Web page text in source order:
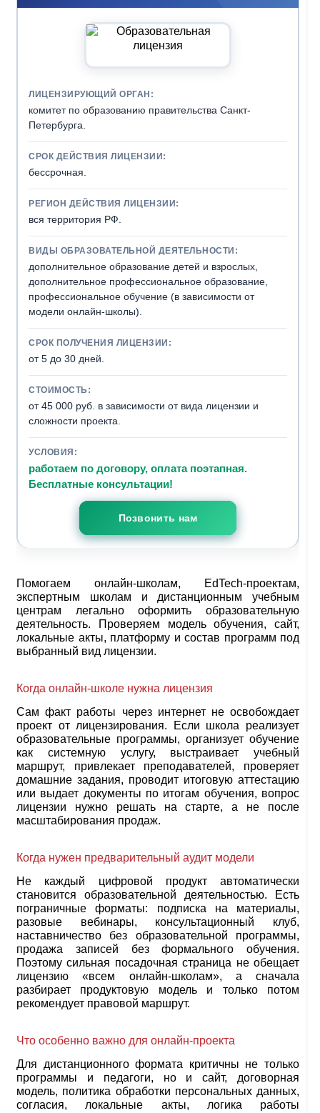
ЛИЦЕНЗИРУЮЩИЙ ОРГАН:
комитет по образованию правительства Санкт-
Петербурга.
СРОК ДЕЙСТВИЯ ЛИЦЕНЗИИ:
бессрочная.
РЕГИОН ДЕЙСТВИЯ ЛИЦЕНЗИИ:
вся территория РФ.
ВИДЫ ОБРАЗОВАТЕЛЬНОЙ ДЕЯТЕЛЬНОСТИ:
дополнительное образование детей и взрослых,
дополнительное профессиональное образование,
профессиональное обучение (в зависимости от
модели онлайн-школы).
СРОК ПОЛУЧЕНИЯ ЛИЦЕНЗИИ:
от 5 до 30 дней.
СТОИМОСТЬ:
от 45 000 руб. в зависимости от вида лицензии и
сложности проекта.
УСЛОВИЯ:
работаем по договору, оплата поэтапная.
Бесплатные консультации!
+7(812) 441-38-28
Позвонить нам
Помогаем онлайн-школам, EdTech-проектам,
экспертным школам и дистанционным учебным
центрам легально оформить образовательную
деятельность. Проверяем модель обучения, сайт,
локальные акты, платформу и состав программ под
выбранный вид лицензии.
Когда онлайн-школе нужна лицензия
Сам факт работы через интернет не освобождает
проект от лицензирования. Если школа реализует
образовательные программы, организует обучение
как системную услугу, выстраивает учебный
маршрут, привлекает преподавателей, проверяет
домашние задания, проводит итоговую аттестацию
или выдает документы по итогам обучения, вопрос
лицензии нужно решать на старте, а не после
масштабирования продаж.
Когда нужен предварительный аудит модели
Не каждый цифровой продукт автоматически
становится образовательной деятельностью. Есть
пограничные форматы: подписка на материалы,
разовые вебинары, консультационный клуб,
наставничество без образовательной программы,
продажа записей без формального обучения.
Поэтому сильная посадочная страница не обещает
лицензию «всем онлайн-школам», а сначала
разбирает продуктовую модель и только потом
рекомендует правовой маршрут.
Что особенно важно для онлайн-проекта
Для дистанционного формата критичны не только
программы и педагоги, но и сайт, договорная
модель, политика обработки персональных данных,
согласия, локальные акты, логика работы